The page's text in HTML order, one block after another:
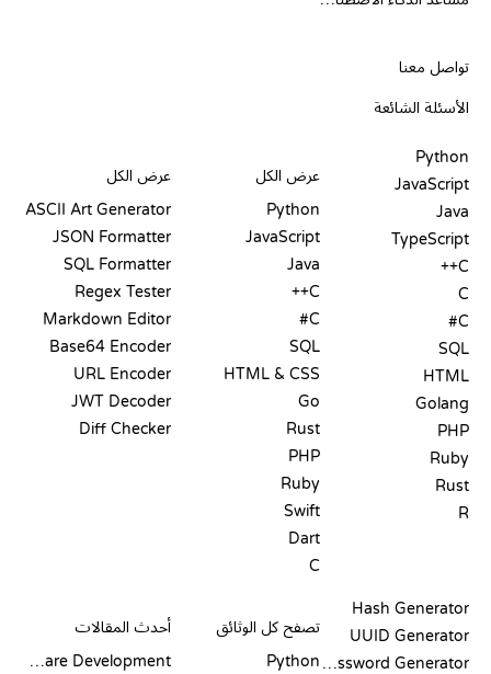
تواصل معنا
الأسئلة الشائعة
Python
JavaScript
Java
TypeScript
C++
C
C#
SQL
HTML
Golang
PHP
Ruby
Rust
R
عرض الكل
Python
JavaScript
Java
C++
C#
SQL
HTML & CSS
Go
Rust
PHP
Ruby
Swift
Dart
C
عرض الكل
ASCII Art Generator
JSON Formatter
SQL Formatter
Regex Tester
Markdown Editor
Base64 Encoder
URL Encoder
JWT Decoder
Diff Checker
Hash Generator
UUID Generator
Password Generator
تصفح كل الوثائق
Python
أحدث المقالات
Software Development